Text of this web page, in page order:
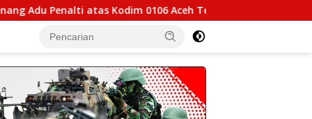
Penalti atas Kodim 0106 Aceh Tengah dalam Piala Pangdam